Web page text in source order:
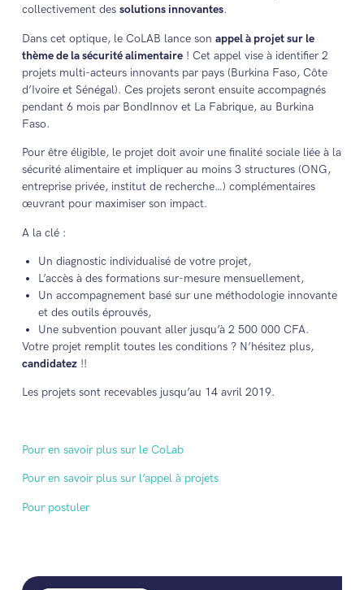
collectivement des solutions innovantes.
Dans cet optique, le CoLAB lance son appel à projet sur le
thème de la sécurité alimentaire! Cet appel vise à identifier 2
projets multi-acteurs innovants par pays (Burkina Faso, Côte
d’Ivoire et Sénégal). Ces projets seront ensuite accompagnés
pendant 6 mois par BondInnov et La Fabrique, au Burkina
Faso.
Pour être éligible, le projet doit avoir une finalité sociale liée à la
sécurité alimentaire et impliquer au moins 3 structures (ONG,
entreprise privée, institut de recherche…) complémentaires
œuvrant pour maximiser son impact.
A la clé :
Un diagnostic individualisé de votre projet,
L’accès à des formations sur-mesure mensuellement,
Un accompagnement basé sur une méthodologie innovante
et des outils éprouvés,
Une subvention pouvant aller jusqu’à 2 500 000 CFA.
Votre projet remplit toutes les conditions ? N’hésitez plus,
candidatez!!
Les projets sont recevables jusqu’au 14 avril 2019.
Pour en savoir plus sur le CoLab
Pour en savoir plus sur l’appel à projets
Pour postuler